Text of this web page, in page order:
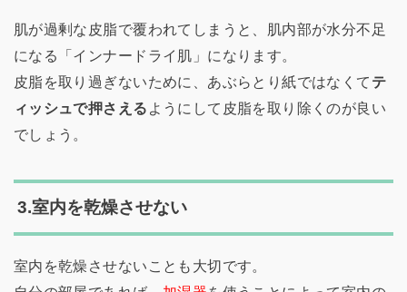
肌が過剰な皮脂で覆われてしまうと、肌内部が水分不足
になる「インナードライ肌」になります。
皮脂を取り過ぎないために、あぶらとり紙ではなくて テ
ィッシュで押さえる ようにして皮脂を取り除くのが良い
でしょう。
3.室内を乾燥させない
室内を乾燥させないことも大切です。